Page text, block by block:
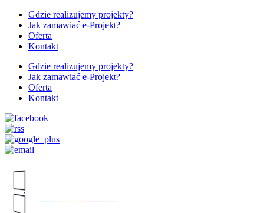
Gdzie realizujemy projekty?
Jak zamawiać e-Projekt?
Oferta
Kontakt
Gdzie realizujemy projekty?
Jak zamawiać e-Projekt?
Oferta
Kontakt